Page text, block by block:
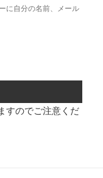
に自分の名前、メール
すのでご注意くだ